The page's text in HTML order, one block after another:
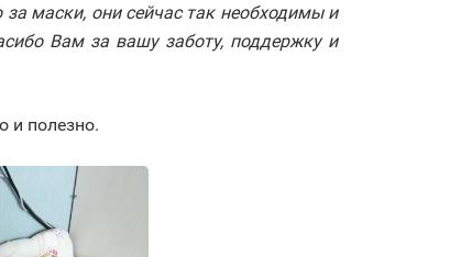
маски, они сейчас так необходимы и
Вам за вашу заботу, поддержку и
и полезно.